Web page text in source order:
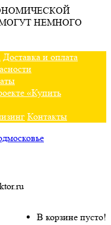
НЕМНОГО
Доставка и оплата
«Купить
Контакты
В корзине пусто!